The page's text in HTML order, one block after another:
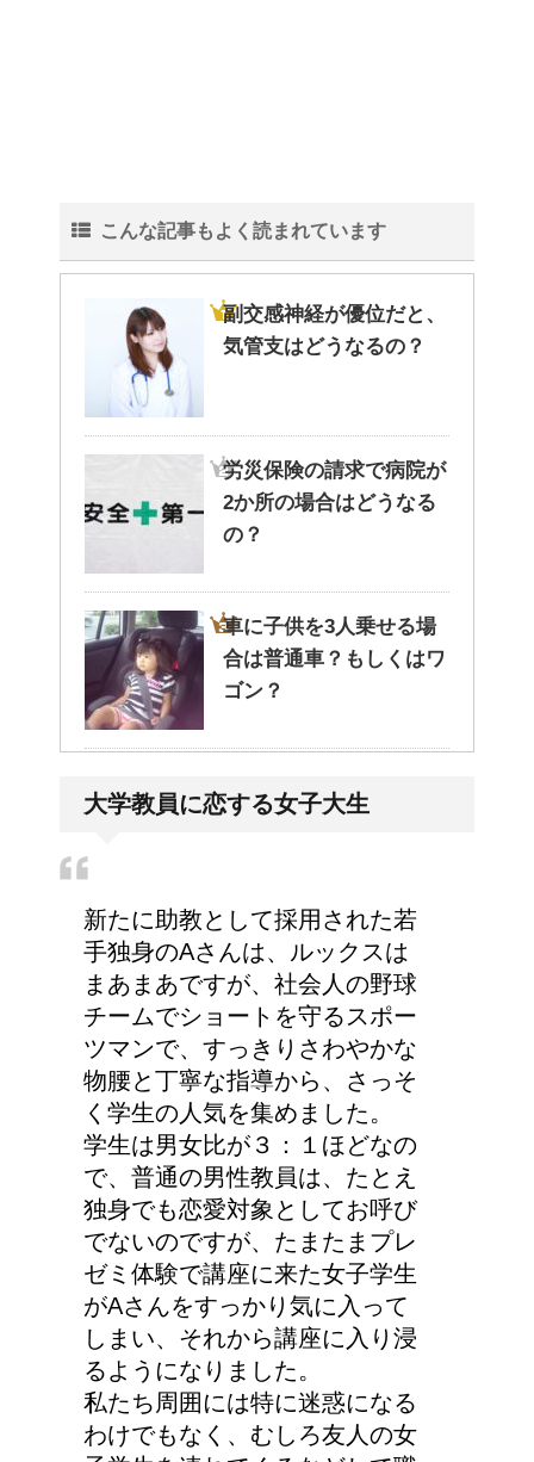
こんな記事もよく読まれています
副交感神経が優位だと、
気管支はどうなるの？
労災保険の請求で病院が
2か所の場合はどうなる
の？
車に子供を3人乗せる場
合は普通車？もしくはワ
ゴン？
について
エビ水槽の掃除の仕方
！
顔にできた脂肪の粒は何
者？原因と対策
詳しく知りたい！イギリ
ス式の食事マナー
リンパに転移した場合、
余命って極端に短くなる
大学教員に恋する女子大生
新たに助教として採用された若
手独身のAさんは、ルックスは
まあまあですが、社会人の野球
チームでショートを守るスポー
ツマンで、すっきりさわやかな
物腰と丁寧な指導から、さっそ
く学生の人気を集めました。
学生は男女比が３：１ほどなの
で、普通の男性教員は、たとえ
独身でも恋愛対象としてお呼び
でないのですが、たまたまプレ
ゼミ体験で講座に来た女子学生
がAさんをすっかり気に入って
しまい、それから講座に入り浸
るようになりました。
私たち周囲には特に迷惑になる
わけでもなく、むしろ友人の女